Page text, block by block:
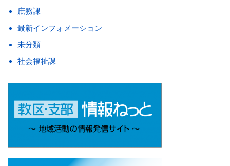
庶務課
最新インフォメーション
未分類
社会福祉課